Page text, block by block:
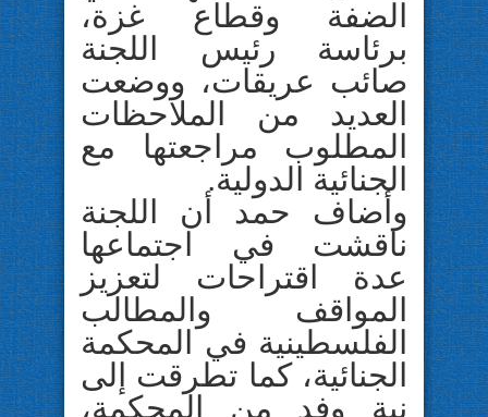
الضفة وقطاع غزة،
برئاسة رئيس اللجنة
صائب عريقات، ووضعت
العديد من الملاحظات
المطلوب مراجعتها مع
الجنائية الدولية.
وأضاف حمد أن اللجنة
ناقشت في اجتماعها
عدة اقتراحات لتعزيز
المواقف والمطالب
الفلسطينية في المحكمة
الجنائية، كما تطرقت إلى
نية وفد من المحكمة،